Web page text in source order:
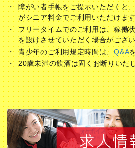
障がい者手帳をご提示いただくと
がシニア料金でご利用いただけます
フリータイムでのご利用は、稼働
を設けさせていただく場合がござ
青少年のご利用規定時間は、Q&A
20歳未満の飲酒は固くお断りいた